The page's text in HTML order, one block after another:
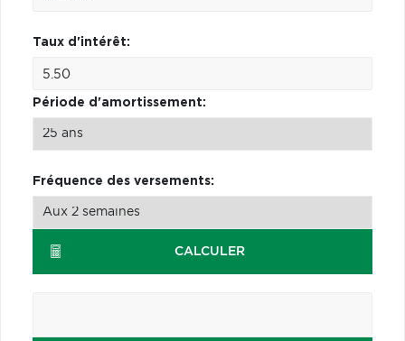
Taux d'intérêt:
Période d'amortissement:
Fréquence des versements:
CALCULER